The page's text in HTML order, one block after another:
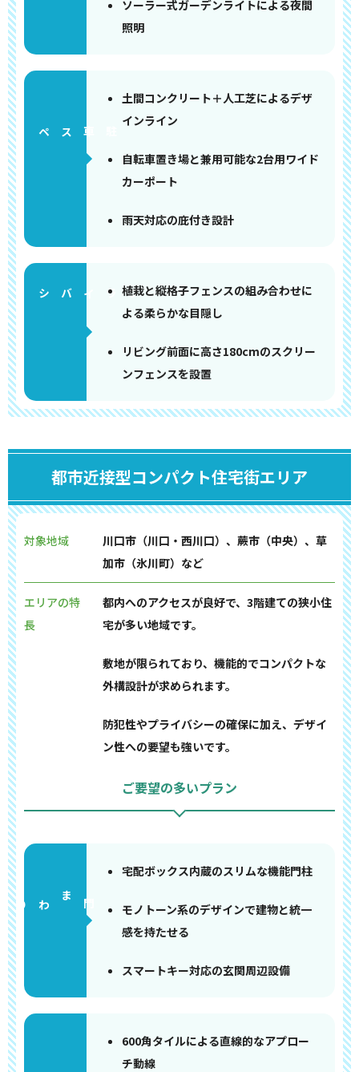
ソーラー式ガーデンライトによる夜間
照明
土間コンクリート＋人工芝によるデザ
インライン
自転車置き場と兼用可能な2台用ワイド
カーポート
雨天対応の庇付き設計
植栽と縦格子フェンスの組み合わせに
よる柔らかな目隠し
リビング前面に高さ180cmのスクリー
ンフェンスを設置
都市近接型コンパクト住宅街エリア
対象地域
川口市（川口・西川口）、蕨市（中央）、草
加市（氷川町）など
エリアの特
長
都内へのアクセスが良好で、3階建ての狭小住
宅が多い地域です。
敷地が限られており、機能的でコンパクトな
外構設計が求められます。
防犯性やプライバシーの確保に加え、デザイ
ン性への要望も強いです。
ご要望の多いプラン
門まわり
宅配ボックス内蔵のスリムな機能門柱
モノトーン系のデザインで建物と統一
感を持たせる
スマートキー対応の玄関周辺設備
600角タイルによる直線的なアプロー
チ動線